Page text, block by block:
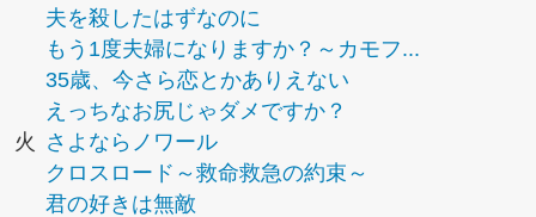
夫を殺したはずなのに
もう1度夫婦になりますか？～カモフ...
35歳、今さら恋とかありえない
えっちなお尻じゃダメですか？
火
さよならノワール
クロスロード～救命救急の約束～
君の好きは無敵